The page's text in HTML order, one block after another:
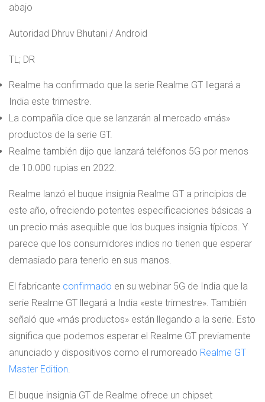
Autoridad Dhruv Bhutani / Android
TL; DR
Realme ha confirmado que la serie Realme GT llegará a
India este trimestre.
La compañía dice que se lanzarán al mercado «más»
productos de la serie GT.
Realme también dijo que lanzará teléfonos 5G por menos
de 10.000 rupias en 2022.
Realme lanzó el buque insignia Realme GT a principios de
este año, ofreciendo potentes especificaciones básicas a
un precio más asequible que los buques insignia típicos. Y
parece que los consumidores indios no tienen que esperar
demasiado para tenerlo en sus manos.
El fabricante confirmado en su webinar 5G de India que la
serie Realme GT llegará a India «este trimestre». También
señaló que «más productos» están llegando a la serie. Esto
significa que podemos esperar el Realme GT previamente
anunciado y dispositivos como el rumoreado Realme GT
Master Edition.
El buque insignia GT de Realme ofrece un chipset